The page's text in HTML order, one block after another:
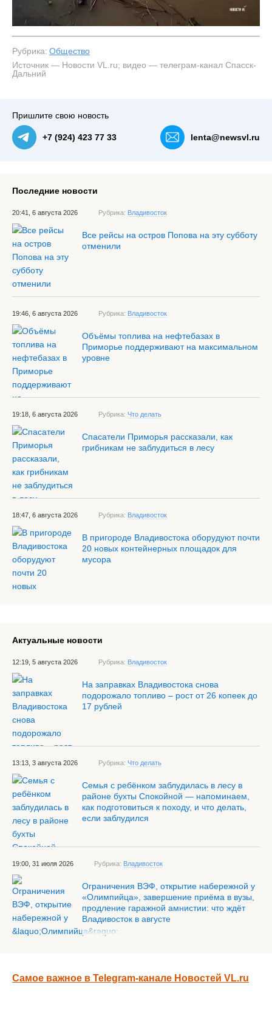
Рубрика: Общество
Источник — Новости VL.ru; видео — телеграм-канал Спасск-
Дальний
Пришлите свою новость
+7 (924) 423 77 33 lenta@newsvl.ru
Последние новости
20:41, 6 августа 2026 Рубрика: Владивосток
Все рейсы на остров Попова на эту субботу
отменили
19:46, 6 августа 2026 Рубрика: Владивосток
Объёмы топлива на нефтебазах в
Приморье поддерживают на максимальном
уровне
19:18, 6 августа 2026 Рубрика: Что делать
Спасатели Приморья рассказали, как
грибникам не заблудиться в лесу
18:47, 6 августа 2026 Рубрика: Владивосток
В пригороде Владивостока оборудуют почти
20 новых контейнерных площадок для
мусора
Актуальные новости
12:19, 5 августа 2026 Рубрика: Владивосток
На заправках Владивостока снова
подорожало топливо – рост от 26 копеек до
17 рублей
13:13, 3 августа 2026 Рубрика: Что делать
Семья с ребёнком заблудилась в лесу в
районе бухты Спокойной — напоминаем,
как подготовиться к походу, и что делать,
если заблудился
19:00, 31 июля 2026 Рубрика: Владивосток
Ограничения ВЭФ, открытие набережной у
«Олимпийца», завершение приёма в вузы,
продление гаражной амнистии: что ждёт
Владивосток в августе
Самое важное в Telegram-канале Новостей VL.ru